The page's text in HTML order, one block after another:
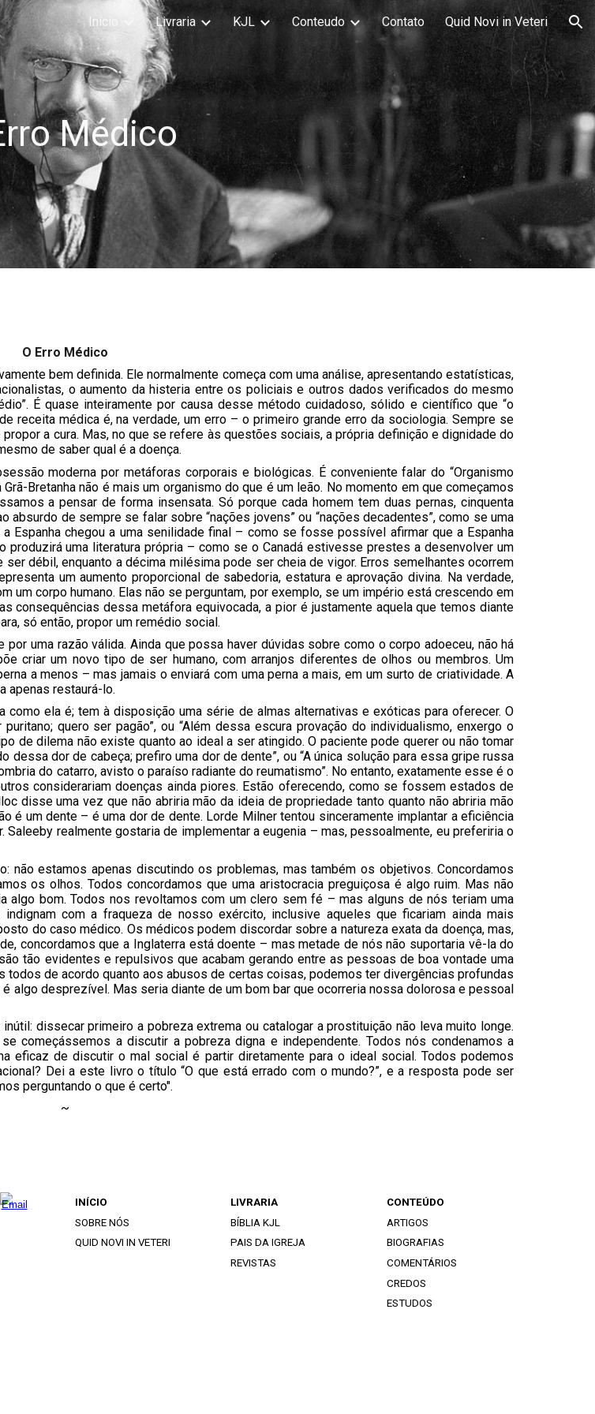
Skip to navigation
Início Livraria KJL Conteudo Contato Quid Novi in Veteri
Médico
O Erro Médico
bem definida. Ele normalmente começa com uma análise, apresentando estatísticas,
o aumento da histeria entre os policiais e outros dados verificados do mesmo
É quase inteiramente por causa desse método cuidadoso, sólido e científico que “o
receita médica é, na verdade, um erro – o primeiro grande erro da sociologia. Sempre se
a cura. Mas, no que se refere às questões sociais, a própria definição e dignidade do
de saber qual é a doença.
moderna por metáforas corporais e biológicas. É conveniente falar do “Organismo
Bretanha não é mais um organismo do que é um leão. No momento em que começamos
a pensar de forma insensata. Só porque cada homem tem duas pernas, cinquenta
de sempre se falar sobre “nações jovens” ou “nações decadentes”, como se uma
chegou a uma senilidade final – como se fosse possível afirmar que a Espanha
uma literatura própria – como se o Canadá estivesse prestes a desenvolver um
débil, enquanto a décima milésima pode ser cheia de vigor. Erros semelhantes ocorrem
um aumento proporcional de sabedoria, estatura e aprovação divina. Na verdade,
corpo humano. Elas não se perguntam, por exemplo, se um império está crescendo em
consequências dessa metáfora equivocada, a pior é justamente aquela que temos diante
só então, propor um remédio social.
uma razão válida. Ainda que possa haver dúvidas sobre como o corpo adoeceu, não há
criar um novo tipo de ser humano, com arranjos diferentes de olhos ou membros. Um
a menos – mas jamais o enviará com uma perna a mais, em um surto de criatividade. A
apenas restaurá-lo.
como ela é; tem à disposição uma série de almas alternativas e exóticas para oferecer. O
quero ser pagão”, ou “Além dessa escura provação do individualismo, enxergo o
de dilema não existe quanto ao ideal a ser atingido. O paciente pode querer ou não tomar
dor de cabeça; prefiro uma dor de dente”, ou “A única solução para essa gripe russa
do catarro, avisto o paraíso radiante do reumatismo”. No entanto, exatamente esse é o
considerariam doenças ainda piores. Estão oferecendo, como se fossem estados de
disse uma vez que não abriria mão da ideia de propriedade tanto quanto não abriria mão
é um dente – é uma dor de dente. Lorde Milner tentou sinceramente implantar a eficiência
realmente gostaria de implementar a eugenia – mas, pessoalmente, eu preferiria o
estamos apenas discutindo os problemas, mas também os objetivos. Concordamos
os olhos. Todos concordamos que uma aristocracia preguiçosa é algo ruim. Mas não
algo bom. Todos nos revoltamos com um clero sem fé – mas alguns de nós teriam uma
com a fraqueza de nosso exército, inclusive aqueles que ficariam ainda mais
do caso médico. Os médicos podem discordar sobre a natureza exata da doença, mas,
concordamos que a Inglaterra está doente – mas metade de nós não suportaria vê-la do
tão evidentes e repulsivos que acabam gerando entre as pessoas de boa vontade uma
de acordo quanto aos abusos de certas coisas, podemos ter divergências profundas
algo desprezível. Mas seria diante de um bom bar que ocorreria nossa dolorosa e pessoal
dissecar primeiro a pobreza extrema ou catalogar a prostituição não leva muito longe.
começássemos a discutir a pobreza digna e independente. Todos nós condenamos a
eficaz de discutir o mal social é partir diretamente para o ideal social. Todos podemos
Dei a este livro o título “O que está errado com o mundo?”, e a resposta pode ser
perguntando o que é certo".
~
INÍCIO
SOBRE NÓS
QUID NOVI IN VETERI
LIVRARIA
BÍBLIA KJL
PAIS DA IGREJA
REVISTAS
CONTEÚDO
ARTIGOS
BIOGRAFIAS
COMENTÁRIOS
CREDOS
ESTUDOS